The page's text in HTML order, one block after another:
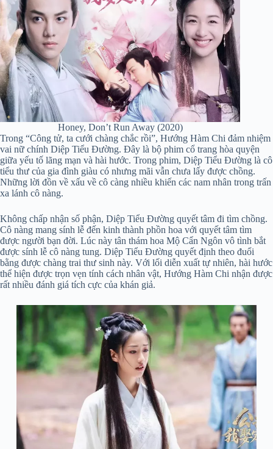
Honey, Don’t Run Away (2020)
Trong “Công tử, ta cưới chàng chắc rồi”, Hướng Hàm Chi đảm nhiệm
vai nữ chính Diệp Tiểu Đường. Đây là bộ phim cổ trang hòa quyện
giữa yếu tố lãng mạn và hài hước. Trong phim, Diệp Tiểu Đường là cô
tiểu thư của gia đình giàu có nhưng mãi vẫn chưa lấy được chồng.
Những lời đồn về xấu về cô càng nhiều khiến các nam nhân trong trấn
xa lánh cô nàng.
Không chấp nhận số phận, Diệp Tiểu Đường quyết tâm đi tìm chồng.
Cô nàng mang sính lễ đến kinh thành phồn hoa với quyết tâm tìm
được người bạn đời. Lúc này tân thám hoa Mộ Cẩn Ngôn vô tình bắt
được sính lễ cô nàng tung. Diệp Tiểu Đường quyết định theo đuổi
bằng được chàng trai thư sinh này. Với lối diễn xuất tự nhiên, hài hước
thể hiện được trọn vẹn tính cách nhân vật, Hướng Hàm Chi nhận được
rất nhiều đánh giá tích cực của khán giả.